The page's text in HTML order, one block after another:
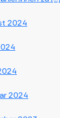
2024
2024